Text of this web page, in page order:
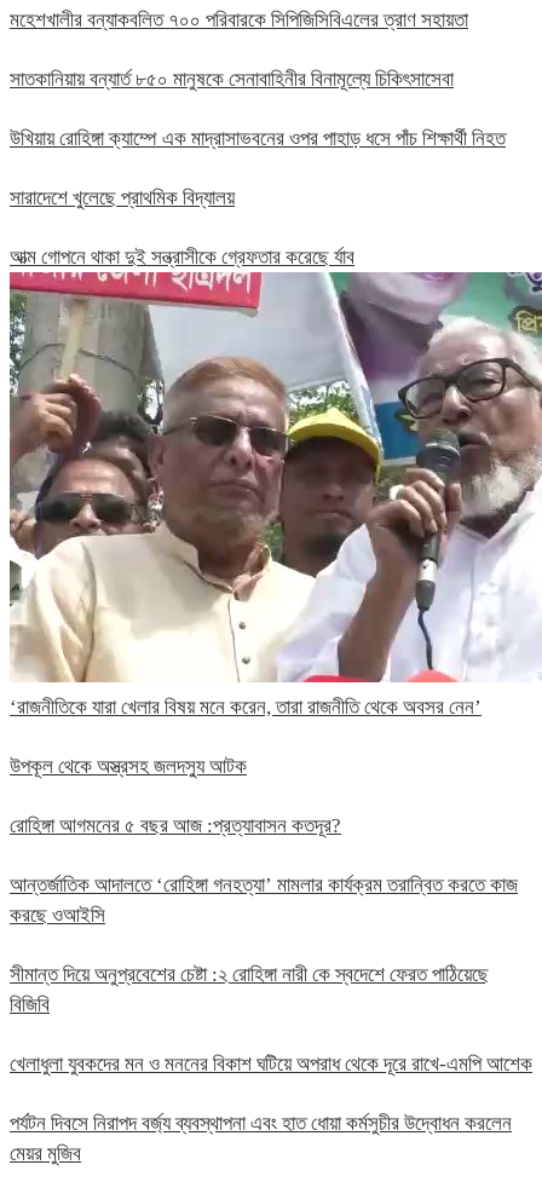
মহেশখালীর বন্যাকবলিত ৭০০ পরিবারকে সিপিজিসিবিএলের ত্রাণ সহায়তা
সাতকানিয়ায় বন্যার্ত ৮৫০ মানুষকে সেনাবাহিনীর বিনামূল্যে চিকিৎসাসেবা
উখিয়ায় রোহিঙ্গা ক্যাম্পে এক মাদ্রাসাভবনের ওপর পাহাড় ধসে পাঁচ শিক্ষার্থী নিহত
সারাদেশে খুলেছে প্রাথমিক বিদ্যালয়
আত্ম গোপনে থাকা দুই সন্ত্রাসীকে গ্রেফতার করেছে র্যাব
‘রাজনীতিকে যারা খেলার বিষয় মনে করেন, তারা রাজনীতি থেকে অবসর নেন’
উপকূল থেকে অস্ত্রসহ জলদস্যু আটক
রোহিঙ্গা আগমনের ৫ বছর আজ :প্রত্যাবাসন কতদূর?
আন্তর্জাতিক আদালতে ‘রোহিঙ্গা গনহত্যা’ মামলার কার্যক্রম তরান্বিত করতে কাজ
করছে ওআইসি
সীমান্ত দিয়ে অনুপ্রবেশের চেষ্টা :২ রোহিঙ্গা নারী কে স্বদেশে ফেরত পাঠিয়েছে
বিজিবি
খেলাধুলা যুবকদের মন ও মননের বিকাশ ঘটিয়ে অপরাধ থেকে দূরে রাখে-এমপি আশেক
পর্যটন দিবসে নিরাপদ বর্জ্য ব্যবস্থাপনা এবং হাত ধোয়া কর্মসুচীর উদ্বোধন করলেন
মেয়র মুজিব